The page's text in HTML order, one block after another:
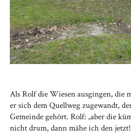
Als Rolf die Wiesen ausgingen, die
er sich dem Quellweg zugewandt,
Gemeinde gehört. Rolf: „aber die
nicht drum, dann mähe ich den